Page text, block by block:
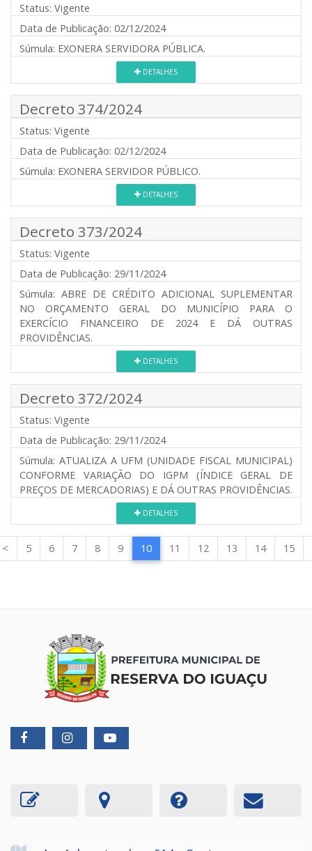
Status: Vigente
Data de Publicação: 02/12/2024
Súmula: EXONERA SERVIDORA PÚBLICA.
DETALHES
Decreto 374/2024
Status: Vigente
Data de Publicação: 02/12/2024
Súmula: EXONERA SERVIDOR PÚBLICO.
DETALHES
Decreto 373/2024
Status: Vigente
Data de Publicação: 29/11/2024
Súmula: ABRE DE CRÉDITO ADICIONAL SUPLEMENTAR
NO ORÇAMENTO GERAL DO MUNICÍPIO PARA O
EXERCÍCIO FINANCEIRO DE 2024 E DÁ OUTRAS
PROVIDÊNCIAS.
DETALHES
Decreto 372/2024
Status: Vigente
Data de Publicação: 29/11/2024
Súmula: ATUALIZA A UFM (UNIDADE FISCAL MUNICIPAL)
CONFORME VARIAÇÃO DO IGPM (ÍNDICE GERAL DE
PREÇOS DE MERCADORIAS) E DÁ OUTRAS PROVIDÊNCIAS.
DETALHES
< 5 6 7 8 9 10 11 12 13 14 15